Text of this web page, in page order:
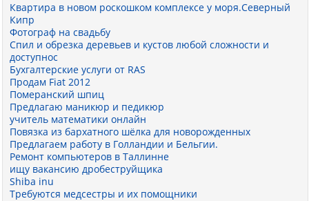
Квартира в новом роскошком комплексе у моря.Северный
Кипр
Фотограф на свадьбу
Спил и обрезка деревьев и кустов любой сложности и
доступнос
Бухгалтерские услуги от RAS
Продам Fiat 2012
Померанский шпиц
Предлагаю маникюр и педикюр
учитель математики онлайн
Повязка из бархатного шёлка для новорожденных
Предлагаем работу в Голландии и Бельгии.
Ремонт компьютеров в Таллинне
ищу вакансию дробеструйщика
Shiba inu
Требуются медсестры и их помощники